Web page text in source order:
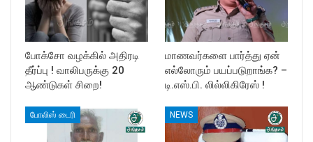
போக்சோ வழக்கில் அதிரடி
தீர்ப்பு ! வாலிபருக்கு 20
ஆண்டுகள் சிறை!
மாணவர்களை பார்த்து ஏன்
எல்லோரும் பயப்படுறாங்க? –
டி.எஸ்.பி. லில்லிகிரேஸ் !
போலிஸ் டைரி NEWS